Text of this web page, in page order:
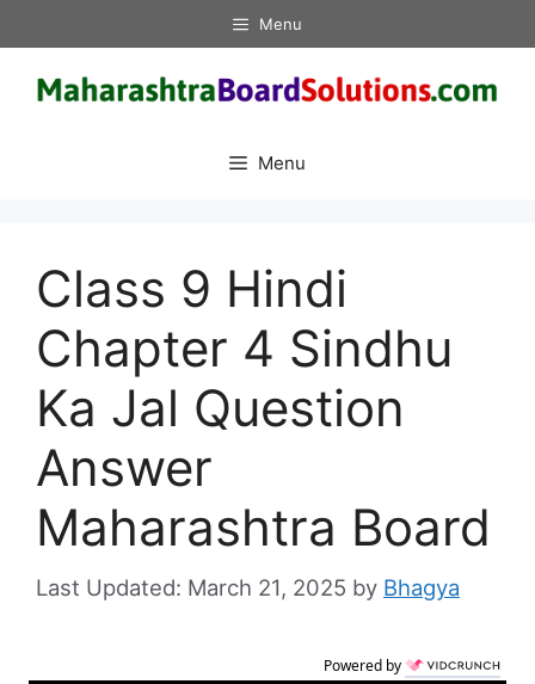
to
content
Menu
Menu
Class 9 Hindi
Chapter 4 Sindhu
Ka Jal Question
Answer
Maharashtra Board
March 21, 2025 by Bhagya
Powered by